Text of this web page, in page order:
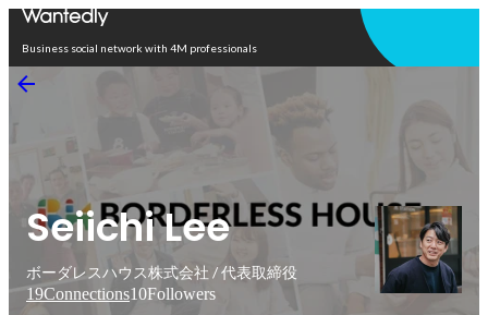
Business social network with 4M professionals
Seiichi Lee
ボーダレスハウス株式会社 / 代表取締役
19Connections10Followers